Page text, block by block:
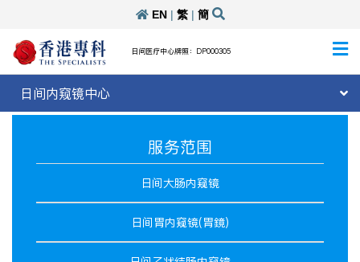
EN| 繁| 簡
日间医疗中心牌照：DP000305
日间内窥镜中心
服务范围
日间大肠内窥镜
日间胃内窥镜(胃鏡)